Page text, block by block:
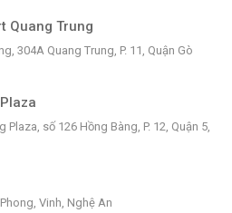
Quang Trung
304A Quang Trung, P. 11, Quận Gò
Plaza, số 126 Hồng Bàng, P. 12, Quận 5,
Vinh, Nghệ An